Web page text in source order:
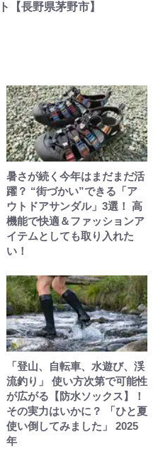
【長野県茅野市】
暑さが続く今年はまだまだ活
躍？ “街づかい”できる「ア
ウトドアサンダル」3選！ 高
機能で快適＆ファッションア
イテムとしても取り入れた
い！
「登山、自転車、水遊び、渓
流釣り」 使い方次第で可能性
が広がる【防水ソックス】！
その実力はいかに？ 「ひと夏
使い倒してみました」 2025
年